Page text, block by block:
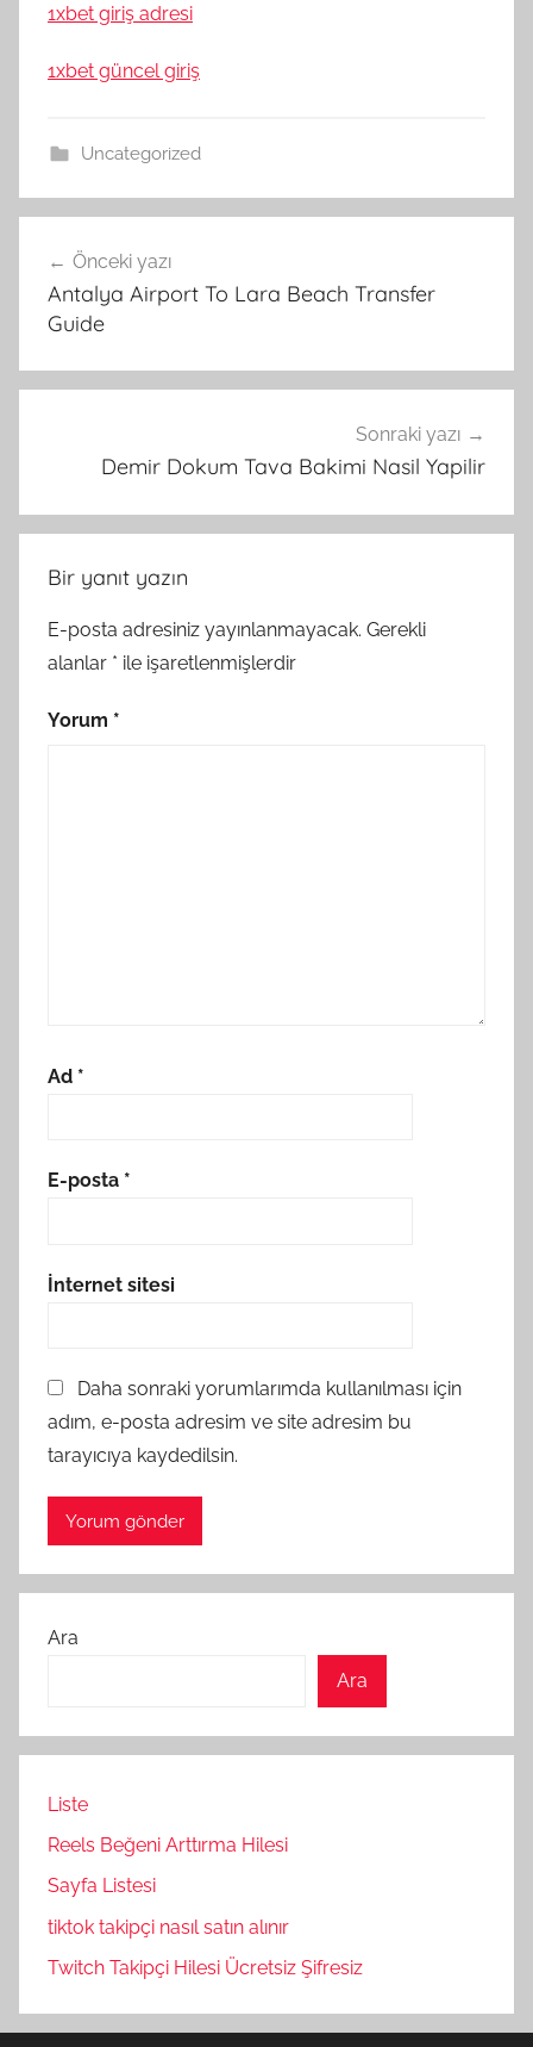
1xbet giriş adresi
1xbet güncel giriş
Uncategorized
gezinmesi
Önceki yazı
Antalya Airport To Lara Beach Transfer
Guide
Sonraki yazı
Demir Dokum Tava Bakimi Nasil Yapilir
Bir yanıt yazın
E-posta adresiniz yayınlanmayacak. Gerekli
alanlar * ile işaretlenmişlerdir
Yorum *
Ad *
E-posta *
İnternet sitesi
Daha sonraki yorumlarımda kullanılması için
adım, e-posta adresim ve site adresim bu
tarayıcıya kaydedilsin.
Ara
Ara
Liste
Reels Beğeni Arttırma Hilesi
Sayfa Listesi
tiktok takipçi nasıl satın alınır
Twitch Takipçi Hilesi Ücretsiz Şifresiz